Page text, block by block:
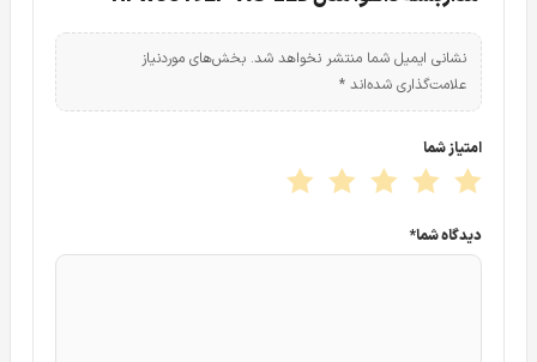
نشانی ایمیل شما منتشر نخواهد شد. بخش‌های موردنیاز
علامت‌گذاری شده‌اند *
امتیاز شما
دیدگاه شما*